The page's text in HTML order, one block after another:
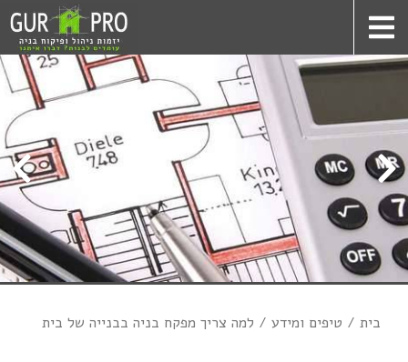
בית טיפים ומידע למה צריך מפקח בניה בבנייה של בית